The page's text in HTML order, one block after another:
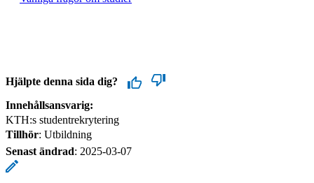
Hjälpte denna sida dig?
Innehållsansvarig:
KTH:s studentrekrytering
Tillhör: Utbildning
Senast ändrad: 2025-03-07